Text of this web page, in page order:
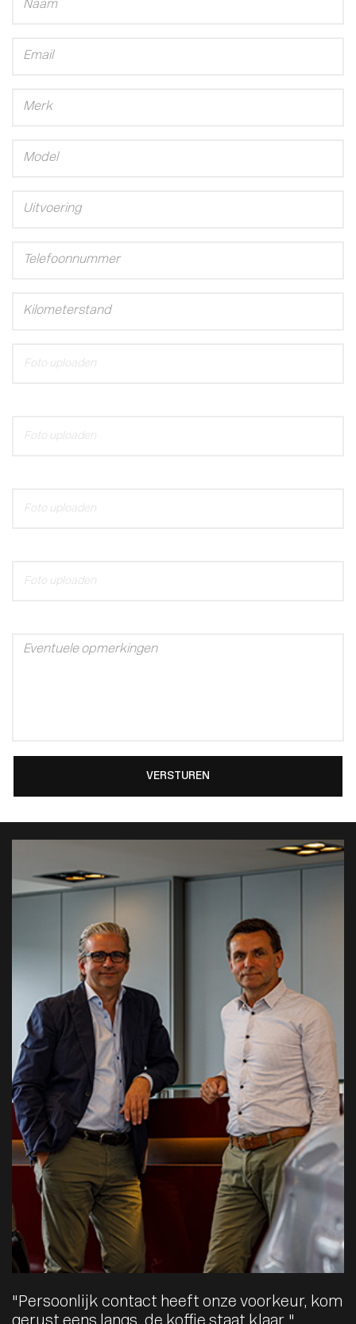
Foto uploaden
Foto uploaden
Foto uploaden
Foto uploaden
VERSTUREN
"Persoonlijk contact heeft onze voorkeur, kom